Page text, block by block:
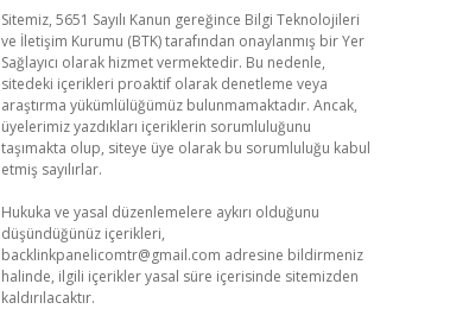
Sitemiz, 5651 Sayılı Kanun gereğince Bilgi Teknolojileri
ve İletişim Kurumu (BTK) tarafından onaylanmış bir Yer
Sağlayıcı olarak hizmet vermektedir. Bu nedenle,
sitedeki içerikleri proaktif olarak denetleme veya
araştırma yükümlülüğümüz bulunmamaktadır. Ancak,
üyelerimiz yazdıkları içeriklerin sorumluluğunu
taşımakta olup, siteye üye olarak bu sorumluluğu kabul
etmiş sayılırlar.
Hukuka ve yasal düzenlemelere aykırı olduğunu
düşündüğünüz içerikleri,
backlinkpanelicomtr@gmail.com adresine bildirmeniz
halinde, ilgili içerikler yasal süre içerisinde sitemizden
kaldırılacaktır.